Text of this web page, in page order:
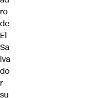
ro
de
El
Sa
lva
do
r
su